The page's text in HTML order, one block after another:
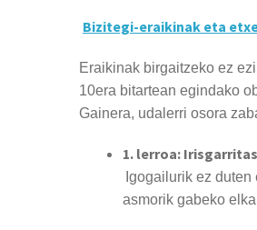
Bizitegi-eraikinak eta
Eraikinak birgaitzeko ez
10era bitartean egindako
Gainera, udalerri osora
1. lerroa:
Igogailurik ez
asmorik gabeko